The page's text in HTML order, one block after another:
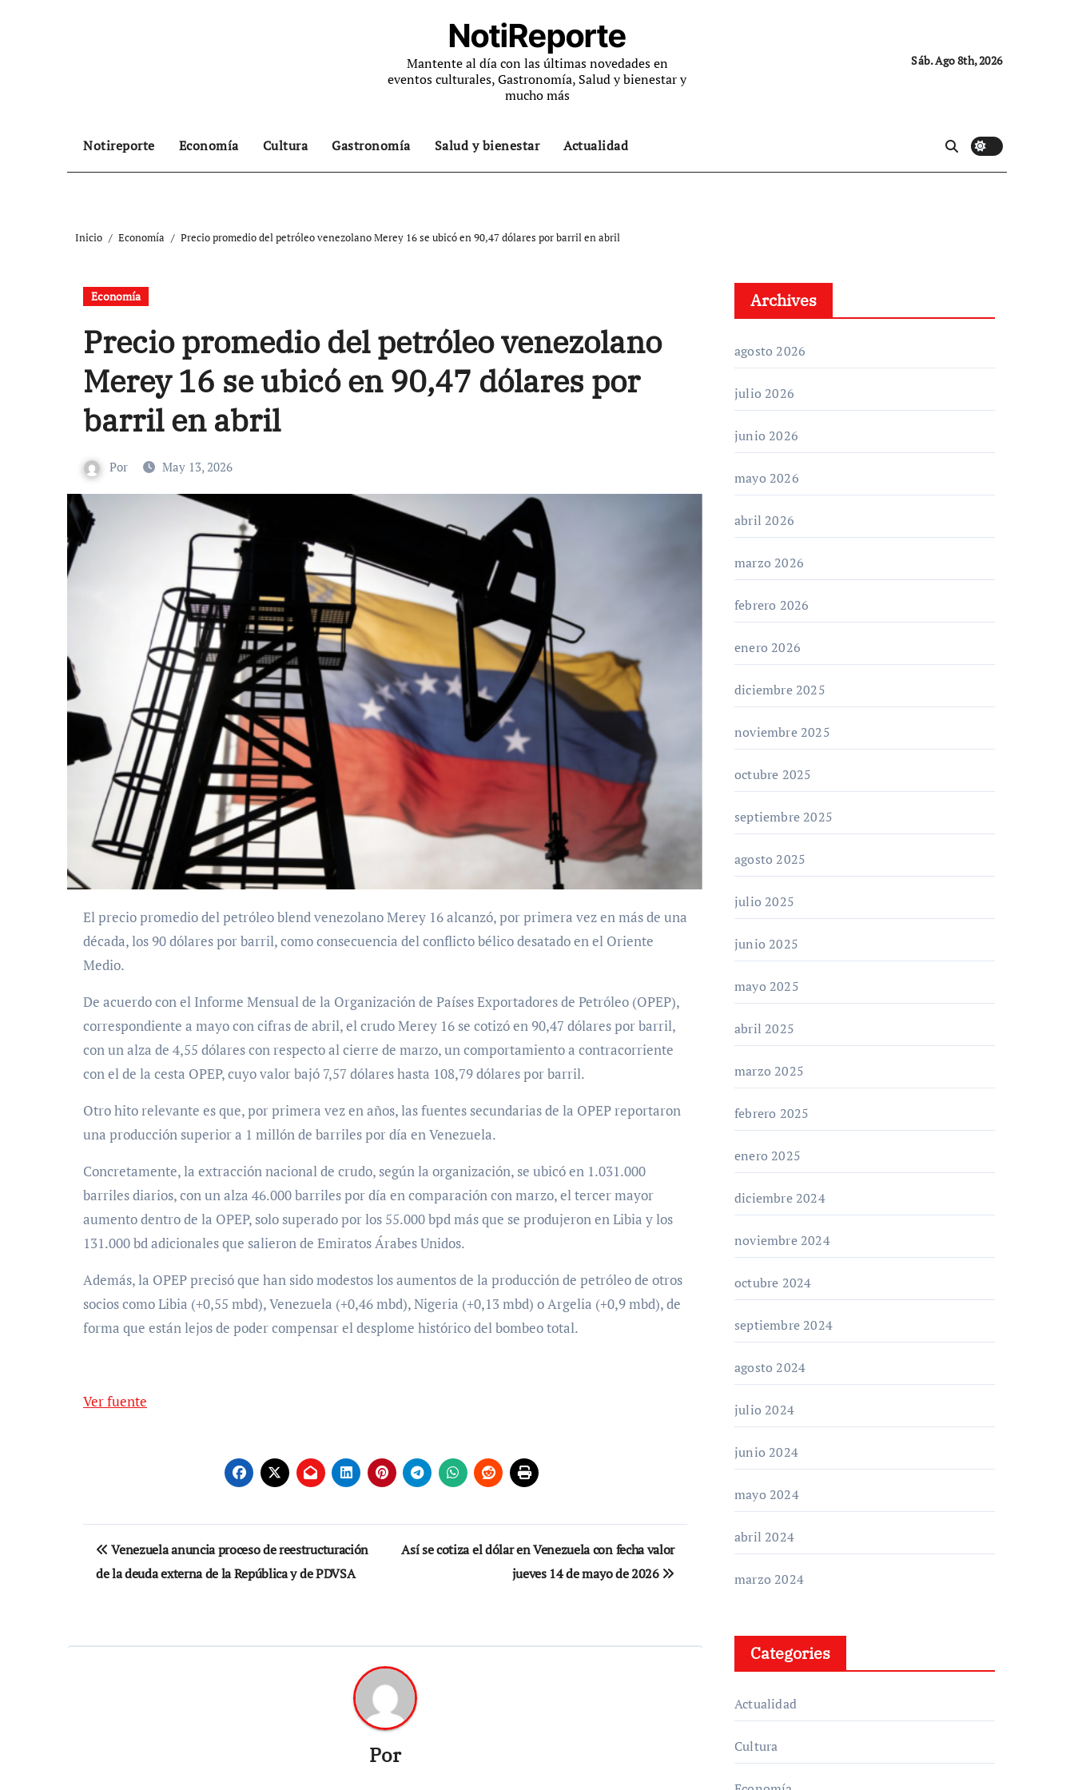
NotiReporte
Mantente al día con las últimas novedades en
eventos culturales, Gastronomía, Salud y bienestar y
mucho más
Sáb. Ago 8th, 2026
Notireporte Economía Cultura Gastronomía Salud y bienestar Actualidad
Inicio Economía Precio promedio del petróleo venezolano Merey 16 se ubicó en 90,47 dólares por barril en abril
Economía
Precio promedio del petróleo venezolano
Merey 16 se ubicó en 90,47 dólares por
barril en abril
Por May 13, 2026
El precio promedio del petróleo blend venezolano Merey 16 alcanzó, por primera vez en más de una
década, los 90 dólares por barril, como consecuencia del conflicto bélico desatado en el Oriente
Medio.
De acuerdo con el Informe Mensual de la Organización de Países Exportadores de Petróleo (OPEP),
correspondiente a mayo con cifras de abril, el crudo Merey 16 se cotizó en 90,47 dólares por barril,
con un alza de 4,55 dólares con respecto al cierre de marzo, un comportamiento a contracorriente
con el de la cesta OPEP, cuyo valor bajó 7,57 dólares hasta 108,79 dólares por barril.
Otro hito relevante es que, por primera vez en años, las fuentes secundarias de la OPEP reportaron
una producción superior a 1 millón de barriles por día en Venezuela.
Concretamente, la extracción nacional de crudo, según la organización, se ubicó en 1.031.000
barriles diarios, con un alza 46.000 barriles por día en comparación con marzo, el tercer mayor
aumento dentro de la OPEP, solo superado por los 55.000 bpd más que se produjeron en Libia y los
131.000 bd adicionales que salieron de Emiratos Árabes Unidos.
Además, la OPEP precisó que han sido modestos los aumentos de la producción de petróleo de otros
socios como Libia (+0,55 mbd), Venezuela (+0,46 mbd), Nigeria (+0,13 mbd) o Argelia (+0,9 mbd), de
forma que están lejos de poder compensar el desplome histórico del bombeo total.
Ver fuente
Navegación
de
Venezuela anuncia proceso de reestructuración
de la deuda externa de la República y de PDVSA
Así se cotiza el dólar en Venezuela con fecha valor
jueves 14 de mayo de 2026
Por
Archives
agosto 2026
julio 2026
junio 2026
mayo 2026
abril 2026
marzo 2026
febrero 2026
enero 2026
diciembre 2025
noviembre 2025
octubre 2025
septiembre 2025
agosto 2025
julio 2025
junio 2025
mayo 2025
abril 2025
marzo 2025
febrero 2025
enero 2025
diciembre 2024
noviembre 2024
octubre 2024
septiembre 2024
agosto 2024
julio 2024
junio 2024
mayo 2024
abril 2024
marzo 2024
Categories
Actualidad
Cultura